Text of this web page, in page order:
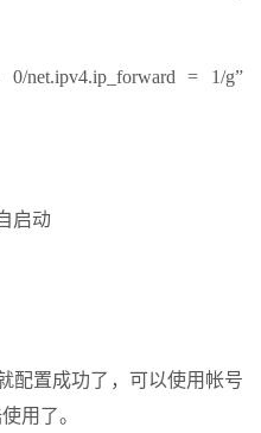
net.ipv4.ip_forward = 1/g”
启动
配置成功了，可以使用帐号
用了。